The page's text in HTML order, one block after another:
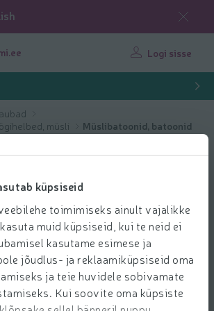
küpsiseid
toimimiseks ainult vajalikke
muid küpsiseid, kui te neid ei
kasutame esimese ja
jõudlus- ja reklaamiküpsiseid oma
ja teie huvidele sobivamate
Kui soovite oma küpsiste
Logi sisse
müsli
Müslibatoonid, batoonid